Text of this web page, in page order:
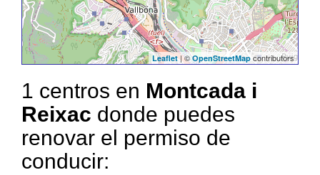
Leaflet| ©OpenStreetMapcontributors
1 centros en Montcada i
Reixac donde puedes
renovar el permiso de
conducir: